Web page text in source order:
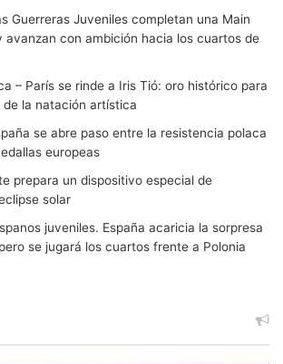
Guerreras Juveniles completan una Main
avanzan con ambición hacia los cuartos de
– París se rinde a Iris Tió: oro histórico para
de la natación artística
se abre paso entre la resistencia polaca
europeas
prepara un dispositivo especial de
solar
juveniles. España acaricia la sorpresa
se jugará los cuartos frente a Polonia